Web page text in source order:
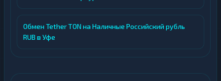
Обмен Tether TON на Наличные Российский рубль
RUB в Уфе